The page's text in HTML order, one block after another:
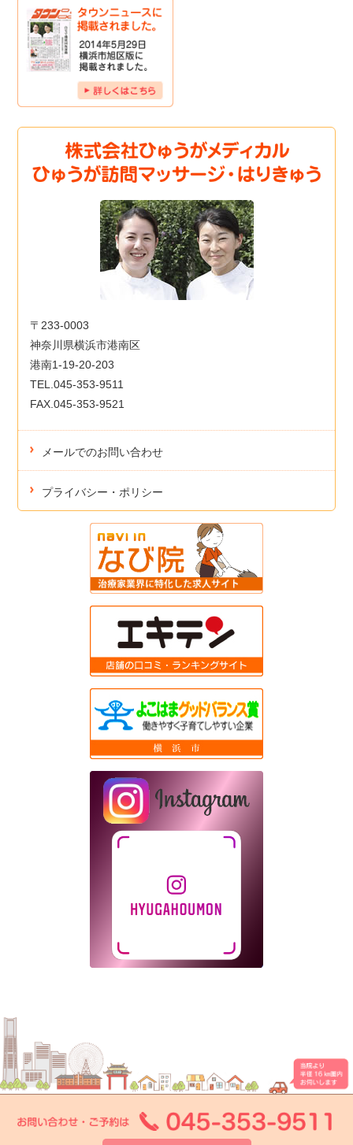
〒233-0003
神奈川県横浜市港南区
港南1-19-20-203
TEL.045-353-9511
FAX.045-353-9521
メールでのお問い合わせ
プライバシー・ポリシー